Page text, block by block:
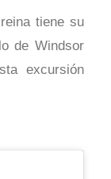
tiene su
de Windsor
excursión